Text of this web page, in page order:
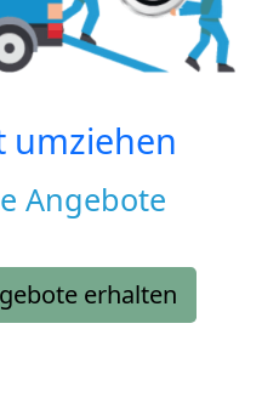
umziehen
Angebote
erhalten